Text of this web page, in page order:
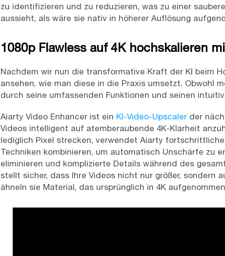
zu identifizieren und zu reduzieren, was zu einer
aussieht, als wäre sie nativ in höherer Auflösung
1080p Flawless auf 4K hochskalieren
Nachdem wir nun die transformative Kraft der KI beim
ansehen, wie man diese in die Praxis umsetzt. Obwohl
durch seine umfassenden Funktionen und seinen
Aiarty Video Enhancer ist ein KI-Video-Upscaler der
Videos intelligent auf atemberaubende 4K-Klarheit
lediglich Pixel strecken, verwendet Aiarty
Techniken kombinieren, um automatisch Unschärfe zu
eliminieren und komplizierte Details während des
stellt sicher, dass Ihre Videos nicht nur größer, sondern
ähneln sie Material, das ursprünglich in 4K